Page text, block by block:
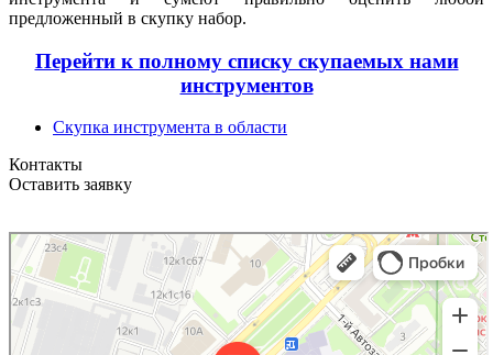
предложенный в скупку набор.
Перейти к полному списку скупаемых нами
инструментов
Скупка инструмента в области
Контакты
Оставить заявку